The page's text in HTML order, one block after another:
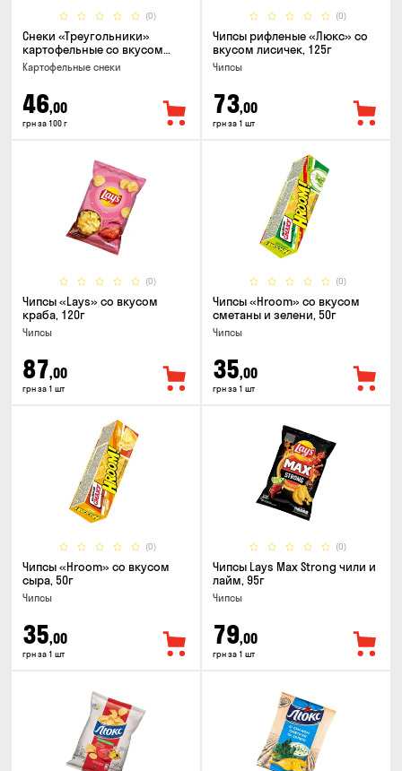
(0)
Снеки «Треугольники»
картофельные со вкусом
сметаны с луком
Картофельные снеки
46,00
грн за 100 г
(0)
Чипсы рифленые «Люкс» со
вкусом лисичек, 125г
Чипсы
73,00
грн за 1 шт
(0)
Чипсы «Lays» со вкусом
краба, 120г
Чипсы
87,00
грн за 1 шт
(0)
Чипсы «Hroom» со вкусом
сметаны и зелени, 50г
Чипсы
35,00
грн за 1 шт
(0)
Чипсы «Hroom» со вкусом
сыра, 50г
Чипсы
35,00
грн за 1 шт
(0)
Чипсы Lays Max Strong чили и
лайм, 95г
Чипсы
79,00
грн за 1 шт